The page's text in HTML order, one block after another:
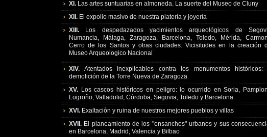
XI. Las artes suntuarias en almoneda. La suerte del Museo de Cluny
XII. El expolio masivo de nuestra platería y joyería
XIII. Los despedazados yacimientos arqueológicos de
Numancia, Málaga, Zaragoza, Barcelona, Toledo, Mérida,
Cerro de los Santos y otras ciudades. Vicisitudes en la creación
Museo Arqueologico Nacional
XIV. Atentados inexplicables contra los monumentos históricos:
demolición de la Torre Nueva de Zaragoza
XV. Los cascos históricos en peligro: lo ocurrido en Soria,
Logroño, Valladolid, Córdoba, Segovia, Toledo y Barcelona
XVI. Exaltación y ruina de nuestros mejores pueblos y villas
XVII. El planeamiento de los "ensanches" urbanos y sus
en Barcelona, Madrid, Valencia y Bilbao